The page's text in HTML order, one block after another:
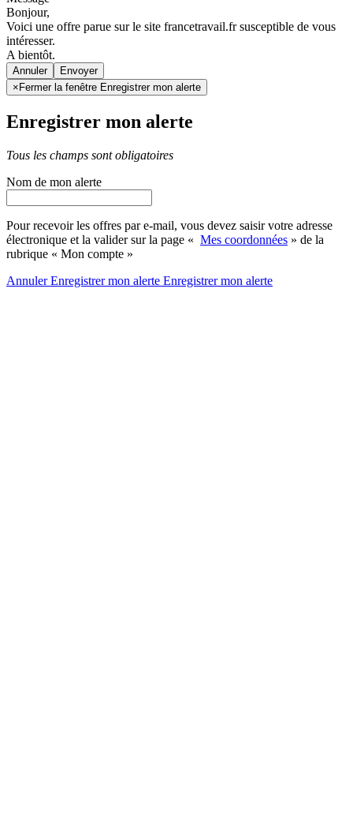
Bonjour,
Voici une offre parue sur le site francetravail.fr susceptible de vous
intéresser.
A bientôt.
Annuler
× Fermer la fenêtre Enregistrer mon alerte
Enregistrer mon alerte
Tous les champs sont obligatoires
Nom de mon alerte
Pour recevoir les offres par e-mail, vous devez saisir votre adresse
électronique et la valider sur la page « Mes coordonnées » de la
rubrique « Mon compte »
AnnulerEnregistrer mon alerte Enregistrermon alerte